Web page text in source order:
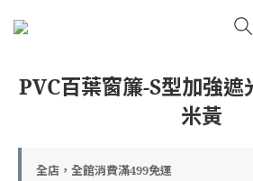
PVC百葉窗簾-S型加強
米黃
全店，全館消費滿499免運